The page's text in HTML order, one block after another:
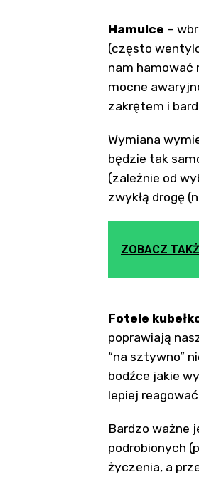
Hamulce –
(często
nam hamować
mocne
zakrętem i
Wymiana
będzie tak
(zależnie od
zwykłą drogę
ZOBACZ
Fotele
poprawiają
“na sztywno”
bodźce jakie
lepiej
Bardzo ważne
podrobionych
życzenia, a